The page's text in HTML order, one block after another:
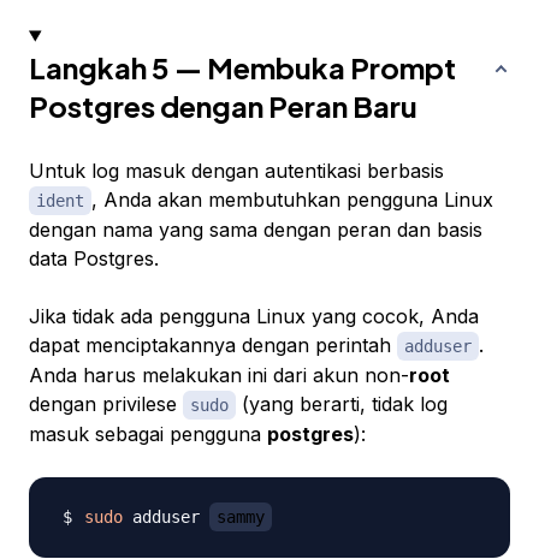
Langkah 5 — Membuka Prompt
Postgres dengan Peran Baru
Untuk log masuk dengan autentikasi berbasis
ident , Anda akan membutuhkan pengguna Linux
dengan nama yang sama dengan peran dan basis
data Postgres.
Jika tidak ada pengguna Linux yang cocok, Anda
dapat menciptakannya dengan perintah
adduser .
Anda harus melakukan ini dari akun non-root
dengan privilese
sudo
(yang berarti, tidak log
masuk sebagai pengguna postgres):
sudo adduser sammy